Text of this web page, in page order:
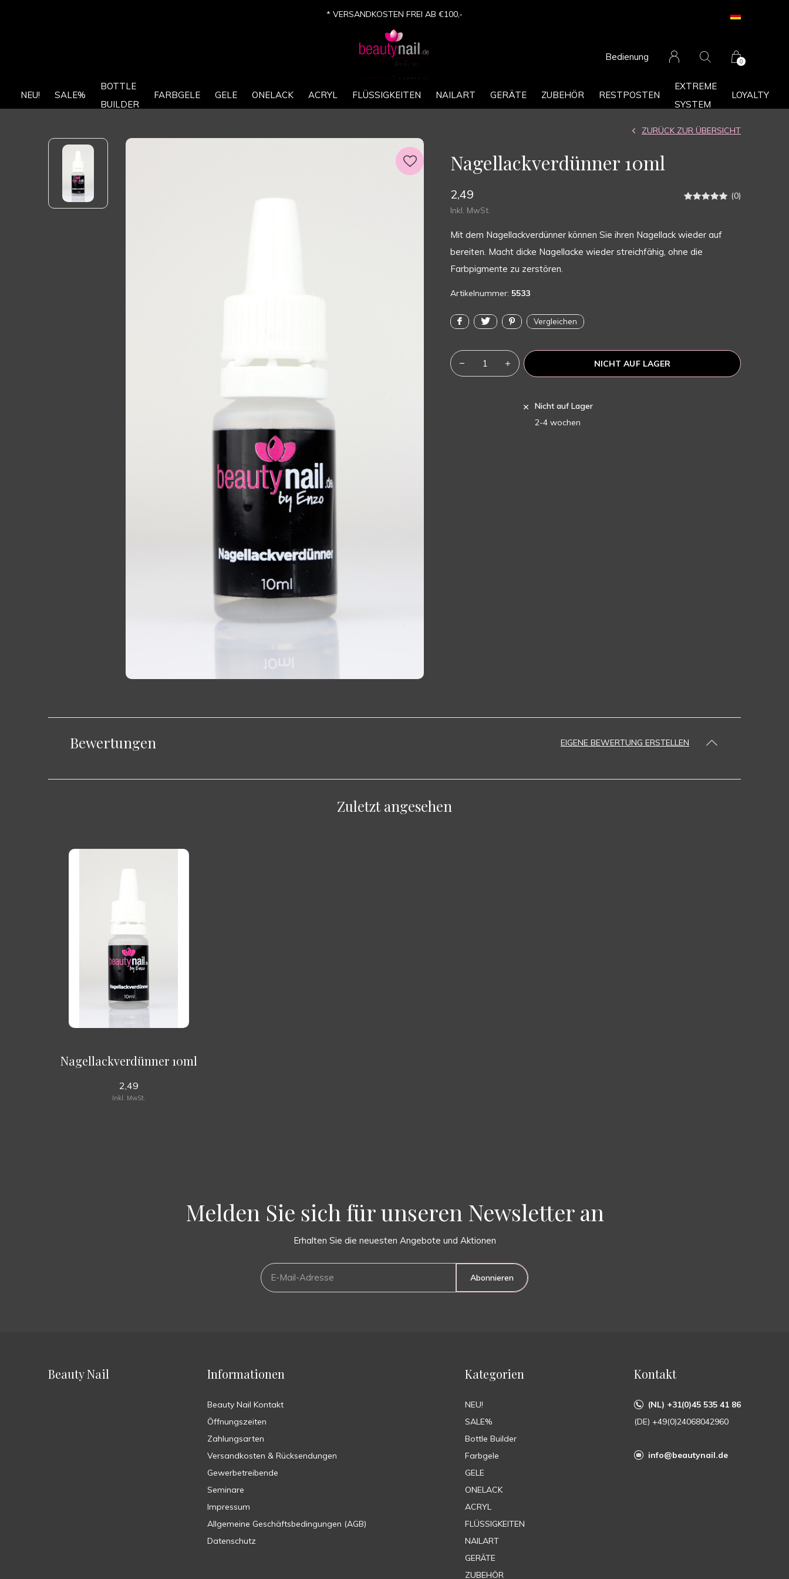
NEU! SALE%
BOTTLE
BUILDER
FARBGELE GELE ONELACK ACRYL FLÜSSIGKEITEN NAILART GERÄTE ZUBEHÖR RESTPOSTEN
EXTREME
SYSTEM
LOYALTY
Bedienung 0
* VERSANDKOSTEN FREI AB €100,-
Nagellackverdünner 10ml
ZURÜCK ZUR ÜBERSICHT
2,49
Inkl. MwSt.
(0)
Mit dem Nagellackverdünner können Sie ihren Nagellack wieder auf
bereiten. Macht dicke Nagellacke wieder streichfähig, ohne die
Farbpigmente zu zerstören.
Artikelnummer: 5533
Vergleichen
NICHT AUF LAGER
Nicht auf Lager
2-4 wochen
Bewertungen EIGENE BEWERTUNG ERSTELLEN
Zuletzt angesehen
Nagellackverdünner 10ml
2,49
Inkl. MwSt.
Melden Sie sich für unseren Newsletter an
Erhalten Sie die neuesten Angebote und Aktionen
Abonnieren
Beauty Nail Informationen
Beauty Nail Kontakt
Öffnungszeiten
Zahlungsarten
Versandkosten & Rücksendungen
Gewerbetreibende
Seminare
Impressum
Allgemeine Geschäftsbedingungen (AGB)
Datenschutz
Kategorien
NEU!
SALE%
Bottle Builder
Farbgele
GELE
ONELACK
ACRYL
FLÜSSIGKEITEN
NAILART
GERÄTE
ZUBEHÖR
Kontakt
(NL) +31(0)45 535 41 86
(DE) +49(0)24068042960
info@beautynail.de